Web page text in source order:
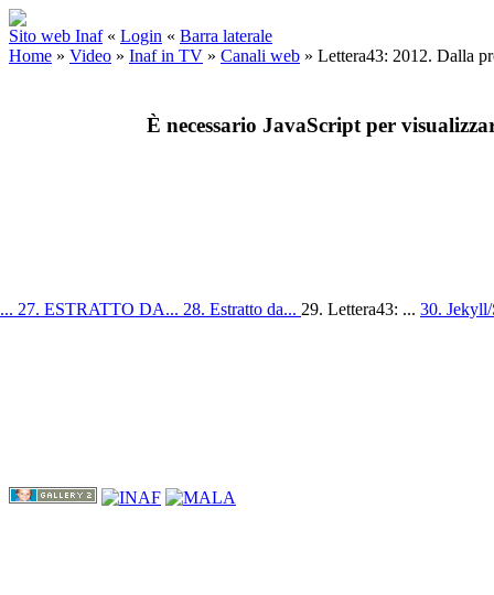
Sito web Inaf « Login « Barra laterale
Home » Video » Inaf in TV » Canali web » Lettera43: 2012. Dalla
È necessario JavaScript per
27. ESTRATTO DA... 28. Estratto da... 29. Lettera43: ... 30.